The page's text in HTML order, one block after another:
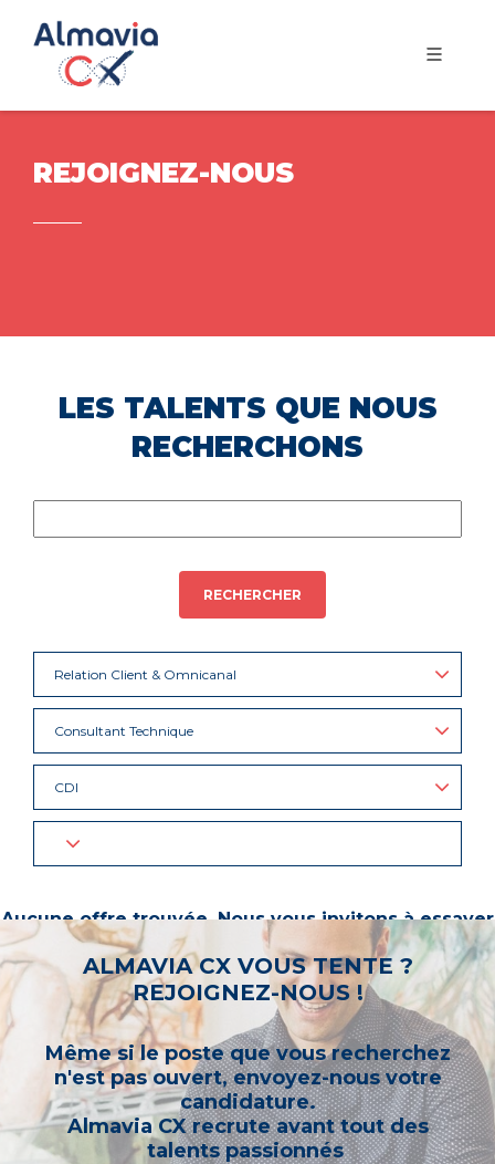
REJOIGNEZ-NOUS
LES TALENTS QUE NOUS
RECHERCHONS
RECHERCHER
Relation Client & Omnicanal
Consultant Technique
CDI
Aucune offre trouvée. Nous vous invitons à essayer
d’autres mots-clés ou à sélectionner un « métier ».
ALMAVIA CX VOUS TENTE ?
REJOIGNEZ-NOUS !
Même si le poste que vous recherchez
n'est pas ouvert, envoyez-nous votre
candidature.
Almavia CX recrute avant tout des
talents passionnés